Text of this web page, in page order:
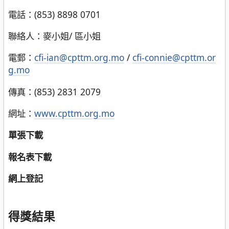
電話：(853) 8898 0701
聯絡人：麥小姐/ 區小姐
電郵： cfi-ian@cpttm.org.mo / cfi-connie@cpttm.or
g.mo
傳真：(853) 2831 2079
網址： www.cpttm.org.mo
單張下載
報名表下載
網上登記
得獎結果